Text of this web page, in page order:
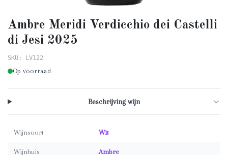
Ambre Meridi Verdicchio dei Castelli
di Jesi 2025
SKU: LV122
Op voorraad
Beschrijving wijn
Wijnsoort Wit
Wijnhuis Ambre